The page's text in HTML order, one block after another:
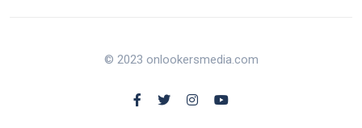
© 2023 onlookersmedia.com